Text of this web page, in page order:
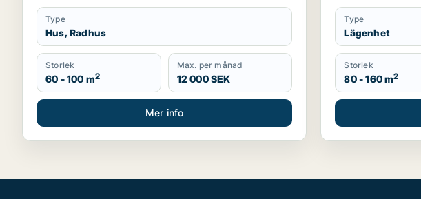
Type
Hus, Radhus
Storlek
60 - 100 m2
Max. per månad
12 000 SEK
Mer info
Type
Lägenhet
Storlek
80 - 160 m2